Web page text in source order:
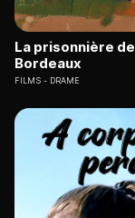
La prisonnière de
Bordeaux
FILMS DRAME